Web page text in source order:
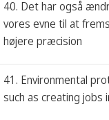
40. Det har også
vores evne til at
højere præcision
41. Environmental
such as creating jobs